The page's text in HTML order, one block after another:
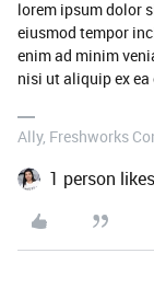
lorem ipsum dolor
eiusmod tempor
enim ad minim
nisi ut aliquip ex
Ally, Freshworks
1 person